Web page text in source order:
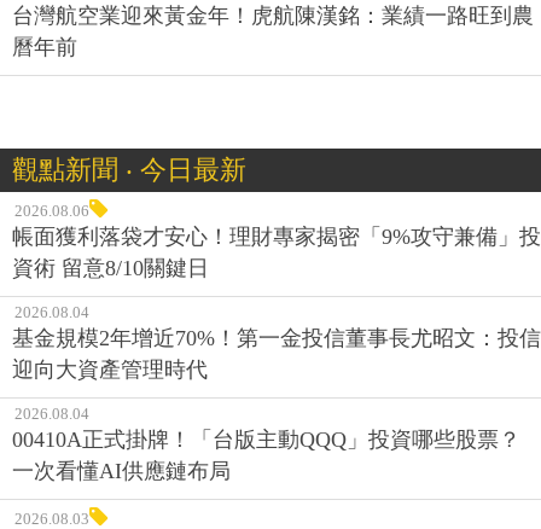
台灣航空業迎來黃金年！虎航陳漢銘：業績一路旺到農
曆年前
觀點新聞 ‧ 今日最新
2026.08.06
帳面獲利落袋才安心！理財專家揭密「9%攻守兼備」投
資術 留意8/10關鍵日
2026.08.04
基金規模2年增近70%！第一金投信董事長尤昭文：投信
迎向大資產管理時代
2026.08.04
00410A正式掛牌！「台版主動QQQ」投資哪些股票？
一次看懂AI供應鏈布局
2026.08.03